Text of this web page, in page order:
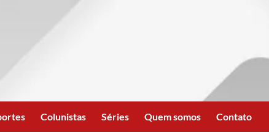
Colunistas Séries Quem somos Contato